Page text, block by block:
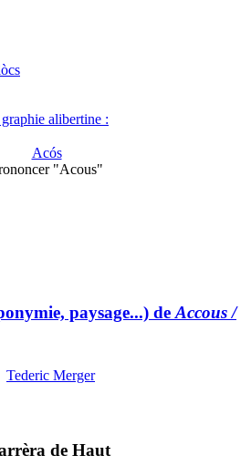
alibertine :
Acós
"Acous"
paysage...) de Accous /
Tederic Merger
de Haut